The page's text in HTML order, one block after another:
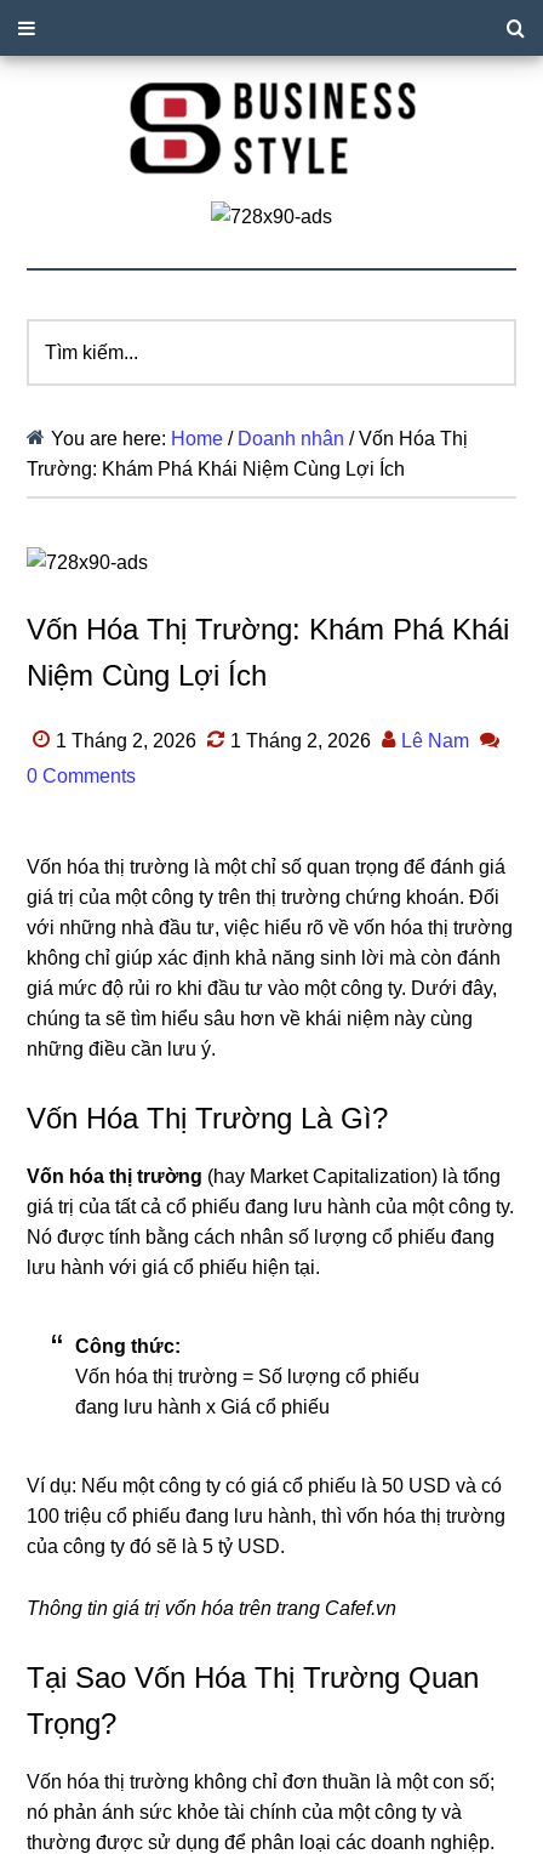
kiếm...
You are here: Home / Doanh nhân /Vốn Hóa Thị
Trường: Khám Phá Khái Niệm Cùng Lợi Ích
Vốn Hóa Thị Trường: Khám Phá Khái
Niệm Cùng Lợi Ích
1 Tháng 2, 2026 1 Tháng 2, 2026
Lê Nam
0 Comments
Vốn hóa thị trường là một chỉ số quan trọng để đánh giá
giá trị của một công ty trên thị trường chứng khoán. Đối
với những nhà đầu tư, việc hiểu rõ về vốn hóa thị trường
không chỉ giúp xác định khả năng sinh lời mà còn đánh
giá mức độ rủi ro khi đầu tư vào một công ty. Dưới đây,
chúng ta sẽ tìm hiểu sâu hơn về khái niệm này cùng
những điều cần lưu ý.
Vốn Hóa Thị Trường Là Gì?
Vốn hóa thị trường (hay Market Capitalization) là tổng
giá trị của tất cả cổ phiếu đang lưu hành của một công ty.
Nó được tính bằng cách nhân số lượng cổ phiếu đang
lưu hành với giá cổ phiếu hiện tại.
Công thức:
Vốn hóa thị trường = Số lượng cổ phiếu
đang lưu hành x Giá cổ phiếu
Ví dụ: Nếu một công ty có giá cổ phiếu là 50 USD và có
100 triệu cổ phiếu đang lưu hành, thì vốn hóa thị trường
của công ty đó sẽ là 5 tỷ USD.
Thông tin giá trị vốn hóa trên trang Cafef.vn
Tại Sao Vốn Hóa Thị Trường Quan
Trọng?
Vốn hóa thị trường không chỉ đơn thuần là một con số;
nó phản ánh sức khỏe tài chính của một công ty và
thường được sử dụng để phân loại các doanh nghiệp.